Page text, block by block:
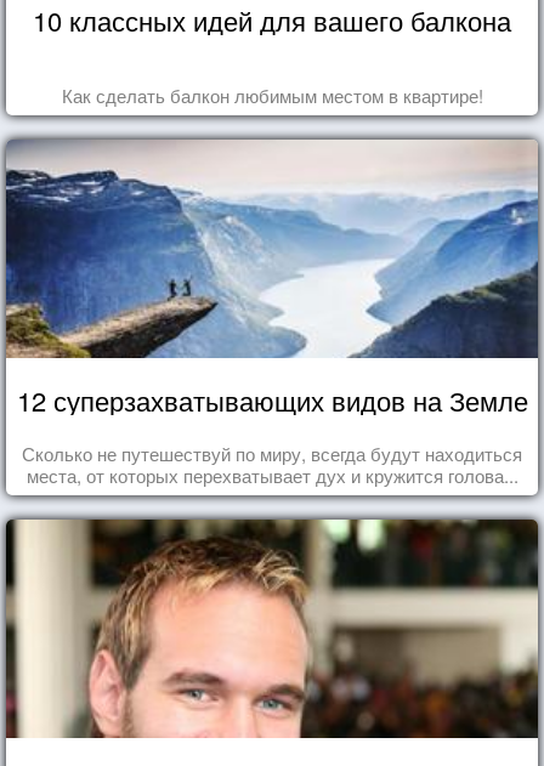
10 классных идей для вашего балкона
Как сделать балкон любимым местом в квартире!
12 суперзахватывающих видов на Земле
Сколько не путешествуй по миру, всегда будут находиться
места, от которых перехватывает дух и кружится голова...